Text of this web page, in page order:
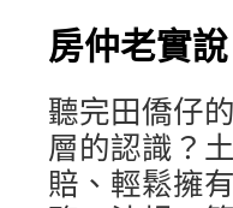
房仲老實
聽完田僑仔
層的認識？
賠、輕鬆擁